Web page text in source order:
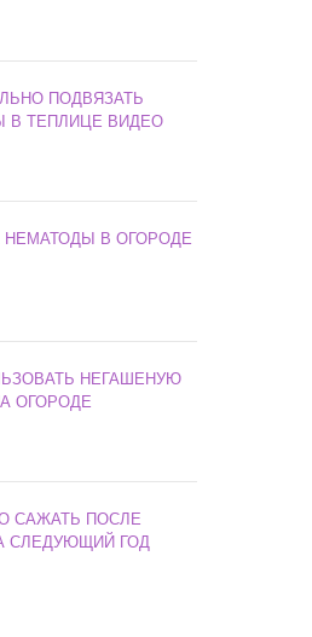
ПОДВЯЗАТЬ
В ТЕПЛИЦЕ ВИДЕО
НЕМАТОДЫ В ОГОРОДЕ
НЕГАШЕНУЮ
ОГОРОДЕ
САЖАТЬ ПОСЛЕ
СЛЕДУЮЩИЙ ГОД